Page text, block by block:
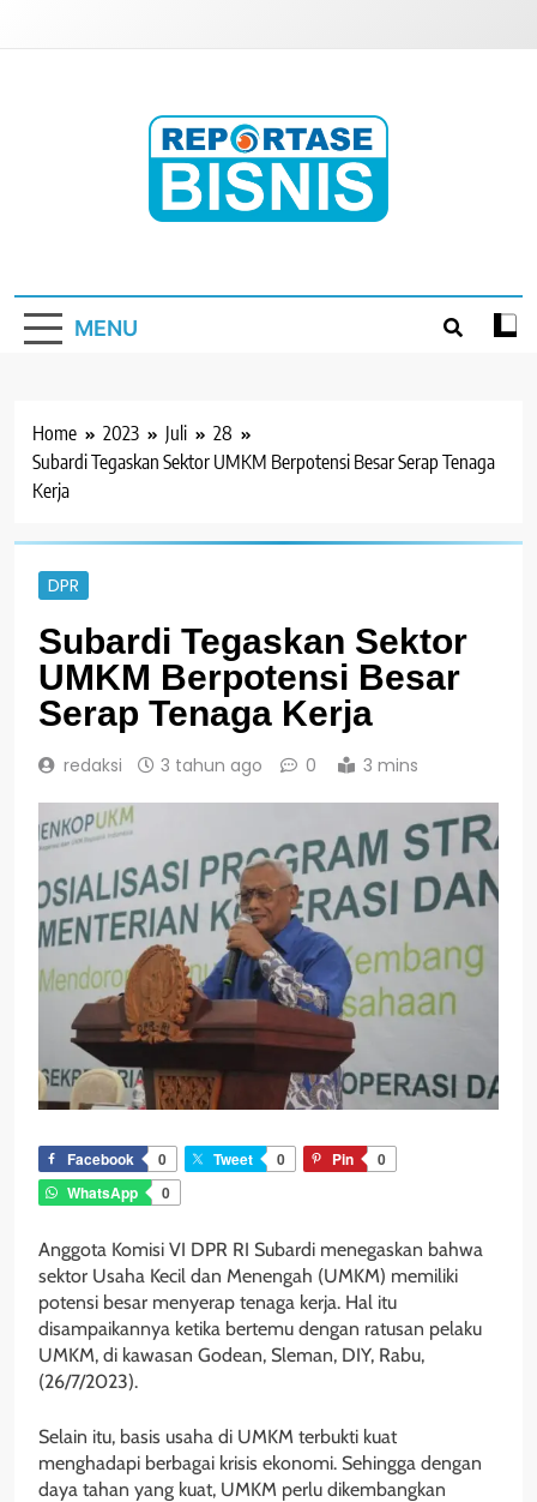
MENU
Home 2023 Juli
28
Subardi Tegaskan Sektor UMKM Berpotensi Besar Serap Tenaga
Kerja
DPR
Subardi Tegaskan Sektor
UMKM Berpotensi Besar
Serap Tenaga Kerja
redaksi 3 tahun ago 0 3 mins
Facebook 0 Tweet 0 Pin
0
WhatsApp
0
Anggota Komisi VI DPR RI Subardi menegaskan bahwa
sektor Usaha Kecil dan Menengah (UMKM) memiliki
potensi besar menyerap tenaga kerja. Hal itu
disampaikannya ketika bertemu dengan ratusan pelaku
UMKM, di kawasan Godean, Sleman, DIY, Rabu,
(26/7/2023).
Selain itu, basis usaha di UMKM terbukti kuat
menghadapi berbagai krisis ekonomi. Sehingga dengan
daya tahan yang kuat, UMKM perlu dikembangkan